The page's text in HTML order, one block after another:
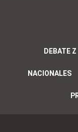
DEBATE Z
NACIONALES